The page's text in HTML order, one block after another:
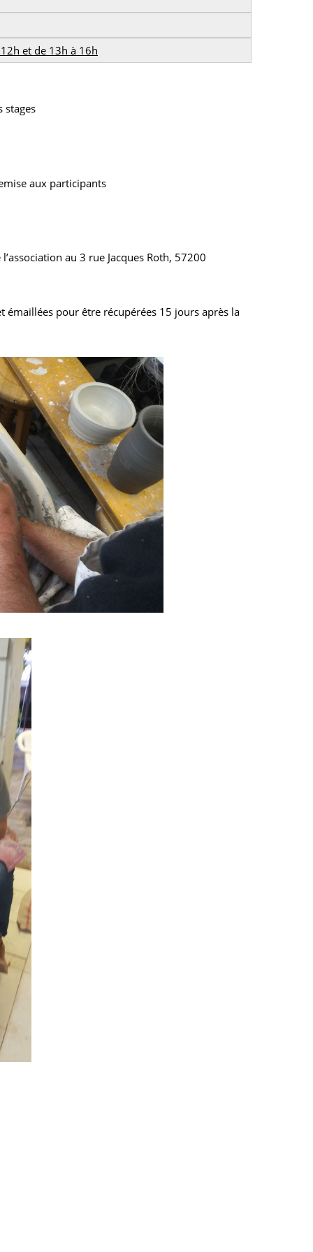
et de 13h à 16h
stages
aux participants
au 3 rue Jacques Roth, 57200
émaillées pour être récupérées 15 jours après la